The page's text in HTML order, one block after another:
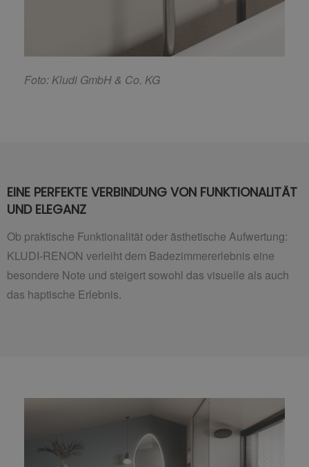
Foto: Kludi GmbH & Co. KG
EINE PERFEKTE VERBINDUNG VON FUNKTIONALITÄT
UND ELEGANZ
Ob praktische Funktionalität oder ästhetische Aufwertung:
KLUDI-RENON verleiht dem Badezimmererlebnis eine
besondere Note und steigert sowohl das visuelle als auch
das haptische Erlebnis.